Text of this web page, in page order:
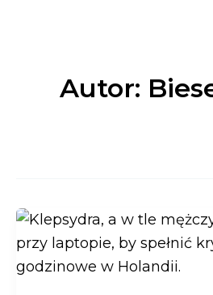
Autor: